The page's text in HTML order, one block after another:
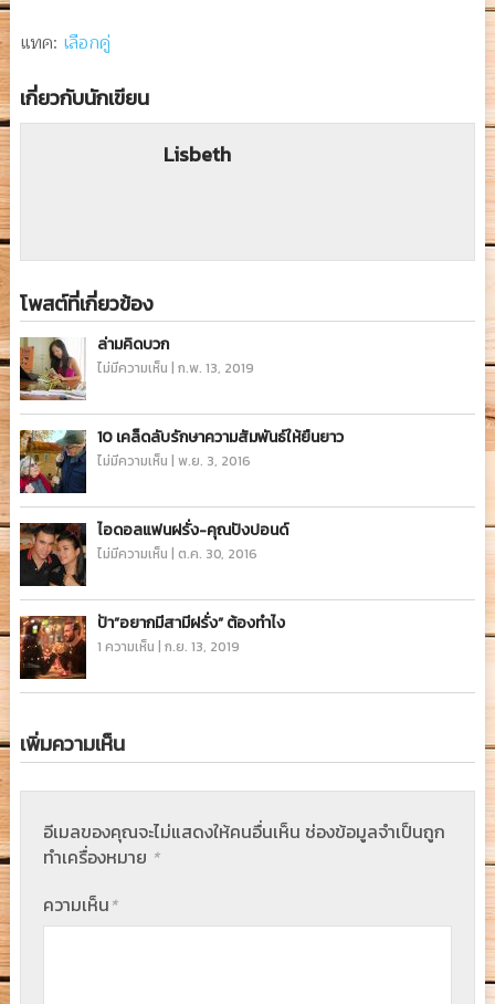
แทค: เลือกคู่
เกี่ยวกับนักเขียน
Lisbeth
โพสต์ที่เกี่ยวข้อง
ล่ามคิดบวก
ไม่มีความเห็น | ก.พ. 13, 2019
10 เคล็ดลับรักษาความสัมพันธ์ให้ยืนยาว
ไม่มีความเห็น | พ.ย. 3, 2016
ไอดอลแฟนฝรั่ง-คุณปังปอนด์
ไม่มีความเห็น | ต.ค. 30, 2016
ป้า”อยากมีสามีฝรั่ง” ต้องทำไง
1 ความเห็น | ก.ย. 13, 2019
เพิ่มความเห็น
อีเมลของคุณจะไม่แสดงให้คนอื่นเห็น ช่องข้อมูลจำเป็นถูก
ทำเครื่องหมาย *
ความเห็น*